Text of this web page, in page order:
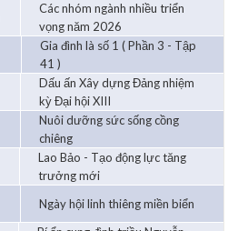
Các nhóm ngành nhiều triển
vọng năm 2026
Gia đình là số 1 ( Phần 3 - Tập
41 )
Dấu ấn Xây dựng Đảng nhiệm
kỳ Đại hội XIII
Nuôi dưỡng sức sống cồng
chiêng
Lao Bảo - Tạo động lực tăng
trưởng mới
Ngày hội linh thiêng miền biển